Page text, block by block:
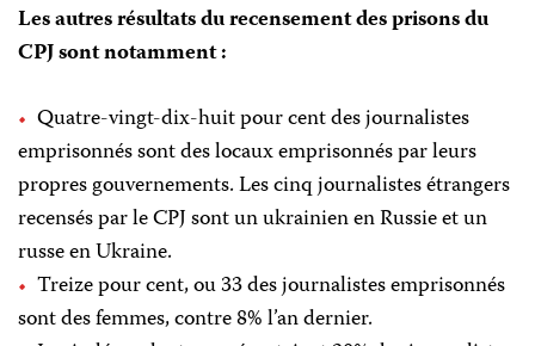
Les autres résultats du recensement des prisons du
CPJ sont notamment :
Quatre-vingt-dix-huit pour cent des journalistes
emprisonnés sont des locaux emprisonnés par leurs
propres gouvernements. Les cinq journalistes étrangers
recensés par le CPJ sont un ukrainien en Russie et un
russe en Ukraine.
Treize pour cent, ou 33 des journalistes emprisonnés
sont des femmes, contre 8% l’an dernier.